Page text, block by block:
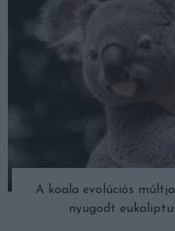
A koala evolúciós
nyugodt